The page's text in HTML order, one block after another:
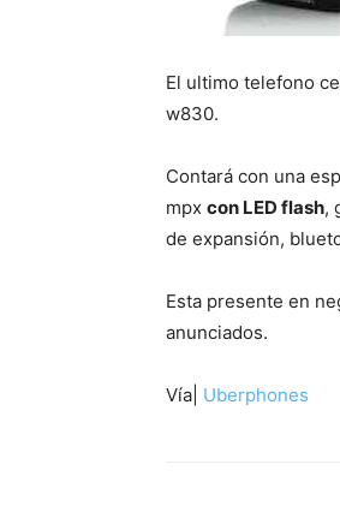
El ultimo telefono
w830.
Contará con una
mpx con LED flash,
de expansión,
Esta presente en
anunciados.
Vía| Uberphones